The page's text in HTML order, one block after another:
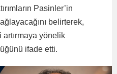
Pasinler’in
belirterek,
yönelik
ifade etti.